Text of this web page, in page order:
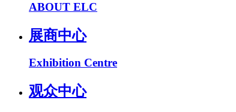
ABOUT ELC
展商中心
Exhibition Centre
观众中心